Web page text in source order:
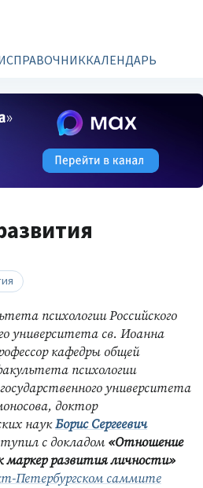
СПРАВОЧНИККАЛЕНДАРЬ
психологии Российского
университета св. Иоанна
кафедры общей
психологии
университета
доктор
наукБорис Сергеевич
с докладом«Отношение
маркер развития личности»
Петербургском саммите